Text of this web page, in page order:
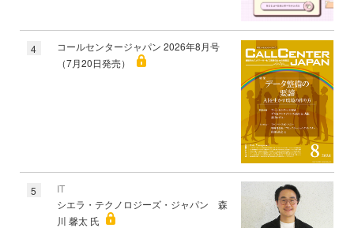
4
コールセンタージャパン 2026年8月号
（7月20日発売）
5
IT
シエラ・テクノロジーズ・ジャパン 森
川 馨太 氏